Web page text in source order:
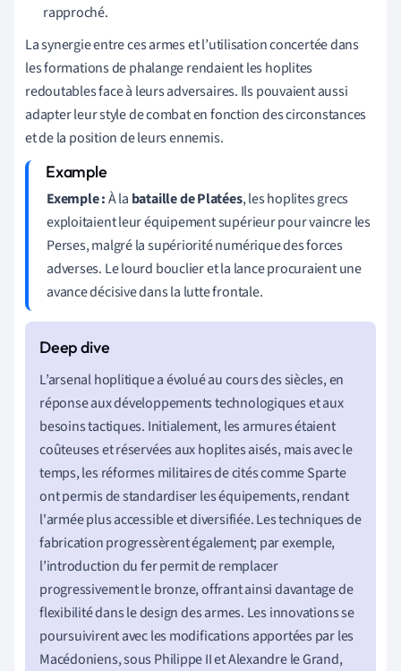
rapproché.
La synergie entre ces armes et l’utilisation concertée dans
les formations de phalange rendaient les hoplites
redoutables face à leurs adversaires. Ils pouvaient aussi
adapter leur style de combat en fonction des circonstances
et de la position de leurs ennemis.
Exemple :À la bataille de Platées, les hoplites grecs
exploitaient leur équipement supérieur pour vaincre les
Perses, malgré la supériorité numérique des forces
adverses. Le lourd bouclier et la lance procuraient une
avance décisive dans la lutte frontale.
L’arsenal hoplitique a évolué au cours des siècles, en
réponse aux développements technologiques et aux
besoins tactiques. Initialement, les armures étaient
coûteuses et réservées aux hoplites aisés, mais avec le
temps, les réformes militaires de cités comme Sparte
ont permis de standardiser les équipements, rendant
l'armée plus accessible et diversifiée. Les techniques de
fabrication progressèrent également; par exemple,
l’introduction du fer permit de remplacer
progressivement le bronze, offrant ainsi davantage de
flexibilité dans le design des armes. Les innovations se
poursuivirent avec les modifications apportées par les
Macédoniens, sous Philippe II et Alexandre le Grand,